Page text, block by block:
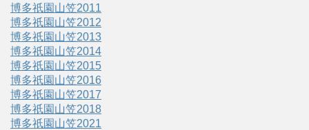
博多祇園山笠2011
博多祇園山笠2012
博多祇園山笠2013
博多祇園山笠2014
博多祇園山笠2015
博多祇園山笠2016
博多祇園山笠2017
博多祇園山笠2018
博多祇園山笠2021